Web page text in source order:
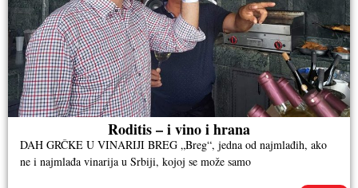
Roditis – i vino i hrana
DAH GRČKE U VINARIJI BREG „Breg“, jedna od najmlađih, ako
ne i najmlađa vinarija u Srbiji, kojoj se može samo